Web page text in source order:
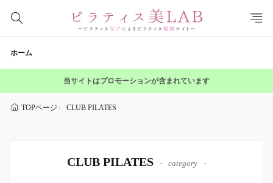
ホーム
当サイトはプロモーションが含まれています
TOPページ CLUB PILATES
CLUB PILATES category